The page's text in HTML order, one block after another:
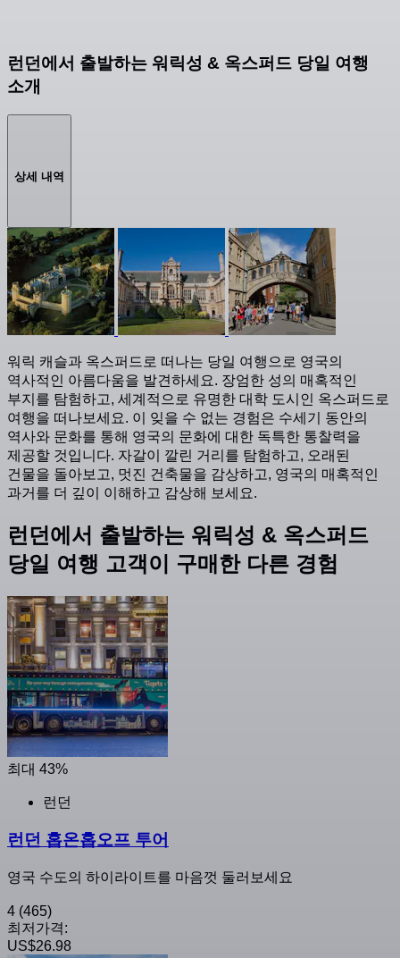
런던에서 출발하는 워릭성 & 옥스퍼드 당일 여행
소개
상세 내역
워릭 캐슬과 옥스퍼드로 떠나는 당일 여행으로 영국의
역사적인 아름다움을 발견하세요. 장엄한 성의 매혹적인
부지를 탐험하고, 세계적으로 유명한 대학 도시인 옥스퍼드로
여행을 떠나보세요. 이 잊을 수 없는 경험은 수세기 동안의
역사와 문화를 통해 영국의 문화에 대한 독특한 통찰력을
제공할 것입니다. 자갈이 깔린 거리를 탐험하고, 오래된
건물을 돌아보고, 멋진 건축물을 감상하고, 영국의 매혹적인
과거를 더 깊이 이해하고 감상해 보세요.
런던에서 출발하는 워릭성 & 옥스퍼드
당일 여행 고객이 구매한 다른 경험
최대 43%
런던
런던 홉온홉오프 투어
영국 수도의 하이라이트를 마음껏 둘러보세요
4 (465)
최저가격:
US$26.98